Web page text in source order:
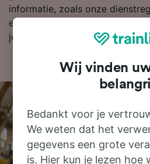
informatie, zoals onze
eerste en laatste treinen kunt
je goedkope treinkaartjes kunt
Wij vinden
Bedankt voor je
We weten dat het
gegevens een grote
is. Hier kun je lezen hoe